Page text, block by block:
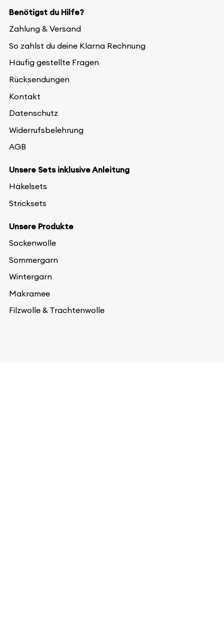
Benötigst du Hilfe?
Zahlung & Versand
So zahlst du deine Klarna Rechnung
Häufig gestellte Fragen
Rücksendungen
Kontakt
Datenschutz
Widerrufsbelehrung
AGB
Unsere Sets inklusive Anleitung
Häkelsets
Stricksets
Unsere Produkte
Sockenwolle
Sommergarn
Wintergarn
Makramee
Filzwolle & Trachtenwolle